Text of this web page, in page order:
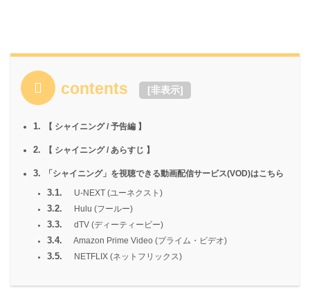
contents [非表示]
1. 【 シャイニング / 予告編 】
2. 【 シャイニング / あらすじ 】
3.
「シャイニング」を視聴できる動画配信サービス(VOD)はこちら
3.1.
U-NEXT (ユーネクスト)
3.2. Hulu (フールー)
3.3. dTV (ディーティービー)
3.4. Amazon Prime Video (プライム・ビデオ)
3.5. NETFLIX (ネットフリックス)